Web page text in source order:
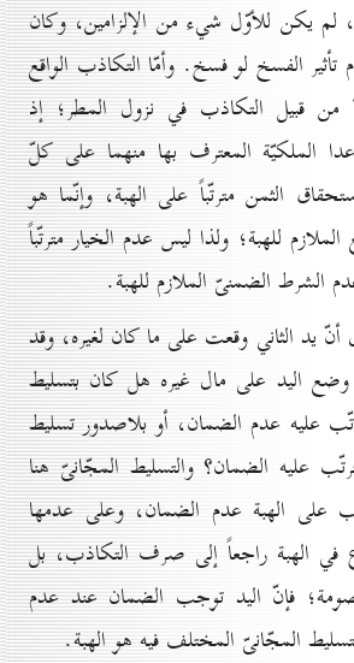
لم يكن للأوّل شيء من الإلزامين، وكان
تأثير الفسخ لو فسخ. وأمّا التكاذب الواقع
من قبيل التكاذب في نزول المطر؛ إذ
الملكيّة المعترف بها منهما على كلّ
الثمن مترتّباً على الهبة، وإنّما هو
للهبة؛ ولذا ليس عدم الخيار مترتّباً
الشرط الضمنىّ الملازم للهبة.
يد الثاني وقعت على ما كان لغيره، وقد
اليد على مال غيره هل كان بتسليط
عليه عدم الضمان، أو بلاصدور تسليط
عليه الضمان؟ والتسليط المجّانىّ هنا
على الهبة عدم الضمان، وعلى عدمها
في الهبة راجعاً إلى صرف التكاذب، بل
فإنّ اليد توجب الضمان عند عدم
المجّانىّ المختلف فيه هو الهبة.